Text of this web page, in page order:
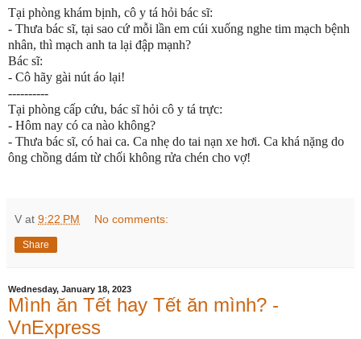
Tại phòng khám bịnh, cô y tá hỏi bác sĩ:
- Thưa bác sĩ, tại sao cứ mỗi lần em cúi xuống nghe tim mạch bệnh
nhân, thì mạch anh ta lại đập mạnh?
Bác sĩ:
- Cô hãy gài nút áo lại!
----------
Tại phòng cấp cứu, bác sĩ hỏi cô y tá trực:
- Hôm nay có ca nào không?
- Thưa bác sĩ, có hai ca. Ca nhẹ do tai nạn xe hơi. Ca khá nặng do
ông chồng dám từ chối không rửa chén cho vợ!
V at 9:22 PM No comments:
Share
Wednesday, January 18, 2023
Mình ăn Tết hay Tết ăn mình? -
VnExpress